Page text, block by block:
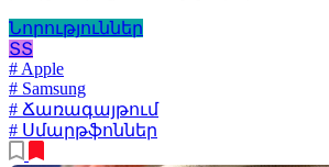
Նորություններ
ՏՏ
# Apple
# Samsung
# Ճառագայթում
# Սմարթֆոններ